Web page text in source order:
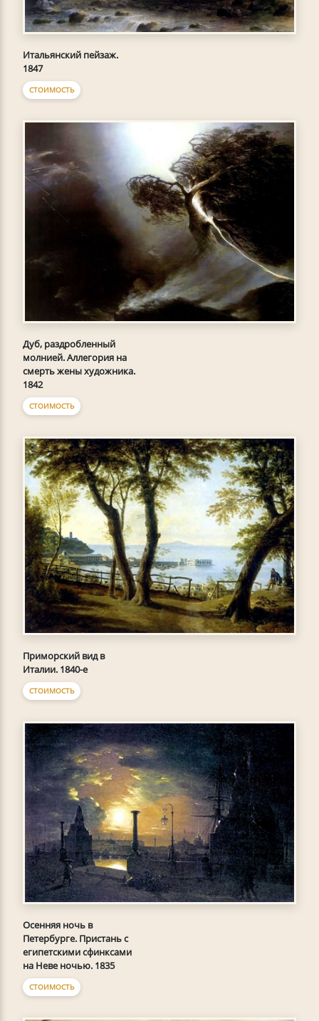
Итальянский пейзаж.
1847
СТОИМОСТЬ
Дуб, раздробленный
молнией. Аллегория на
смерть жены художника.
1842
СТОИМОСТЬ
Приморский вид в
Италии. 1840-е
СТОИМОСТЬ
Осенняя ночь в
Петербурге. Пристань с
египетскими сфинксами
на Неве ночью. 1835
СТОИМОСТЬ